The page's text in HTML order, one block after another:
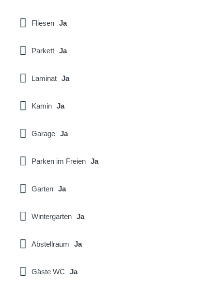
Fliesen Ja
Parkett Ja
Laminat Ja
Kamin Ja
Garage Ja
Parken im Freien Ja
Garten Ja
Wintergarten Ja
Abstellraum Ja
Gäste WC Ja